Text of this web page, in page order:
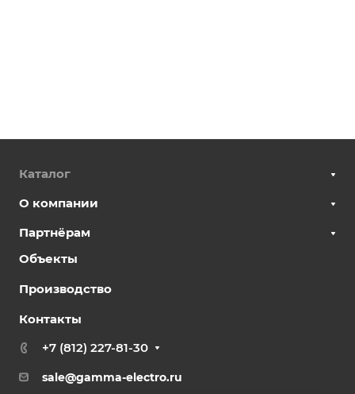
Каталог
О компании
Партнёрам
Объекты
Производство
Контакты
+7 (812) 227-81-30
sale@gamma-electro.ru